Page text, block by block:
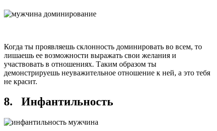
Когда ты проявляешь склонность доминировать во всем, то
лишаешь ее возможности выражать свои желания и
участвовать в отношениях. Таким образом ты
демонстрируешь неуважительное отношение к ней, а это тебя
не красит.
8. Инфантильность